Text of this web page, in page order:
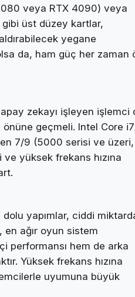
veya RTX 4090) veya
üst düzey kartlar,
yegane
da, ham güç her zaman
zekayı işleyen işlemci
önüne geçmeli. Intel Core
7/9 (5000 serisi ve üzeri,
yüksek frekans hızına
yapımlar, ciddi
en ağır oyun sistem
performansı hem de arka
Yüksek frekans hızına
uyumuna büyük